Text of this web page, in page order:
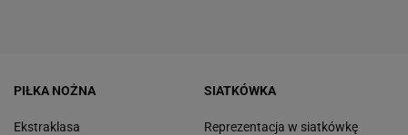
PIŁKA NOŻNA
Ekstraklasa
SIATKÓWKA
Reprezentacja w siatkówkę